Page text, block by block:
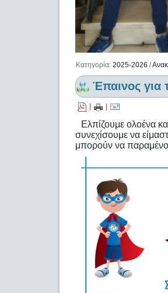
Κατηγορία:2025-2026 /
Έπαινος για
Ελπίζουμε ολοένα
συνεχίσουμε να
μπορούν να